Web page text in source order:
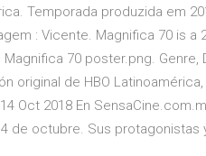
Temporada produzida em
: Vicente. Magnifica 70 is a
70 poster.png.
original de HBO
Oct 2018 En
de octubre. Sus protagonistas